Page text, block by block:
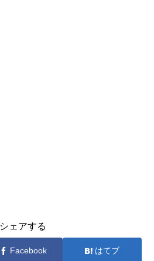
シェアする
Facebook はてブ